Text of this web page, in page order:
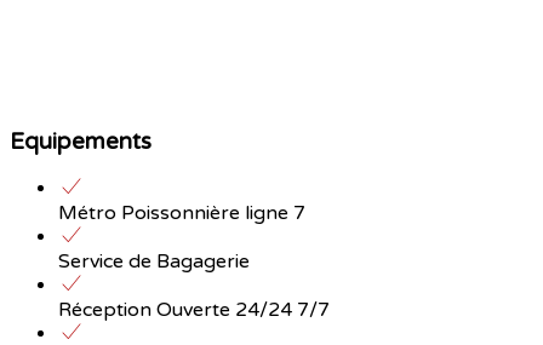
Equipements
Métro Poissonnière ligne 7
Service de Bagagerie
Réception Ouverte 24/24 7/7